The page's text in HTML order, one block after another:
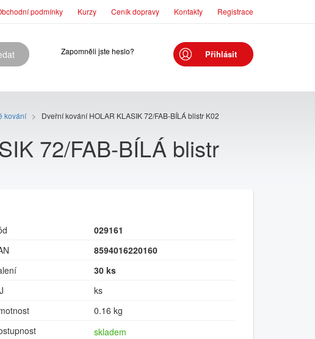
Přihlásit
podmínky Kurzy Ceník dopravy Kontakty Registrace
Zapomněli jste heslo?
kování > Dveřní kování HOLAR KLASIK 72/FAB-BÍLÁ blistr K02
72/FAB-BÍLÁ blistr
029161
8594016220160
30 ks
ks
0.16 kg
skladem